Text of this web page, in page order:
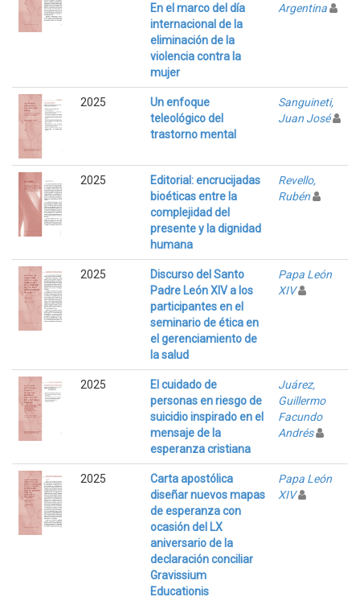
En el marco del día
internacional de la
eliminación de la
violencia contra la
mujer
Argentina
2025
Un enfoque
teleológico del
trastorno mental
Sanguineti,
Juan José
2025
Editorial: encrucijadas
bioéticas entre la
complejidad del
presente y la dignidad
humana
Revello,
Rubén
2025
Discurso del Santo
Padre León XIV a los
participantes en el
seminario de ética en
el gerenciamiento de
la salud
Papa León
XIV
2025
El cuidado de
personas en riesgo de
suicidio inspirado en el
mensaje de la
esperanza cristiana
Juárez,
Guillermo
Facundo
Andrés
2025
Carta apostólica
diseñar nuevos mapas
de esperanza con
ocasión del LX
aniversario de la
declaración conciliar
Gravissium
Educationis
Papa León
XIV